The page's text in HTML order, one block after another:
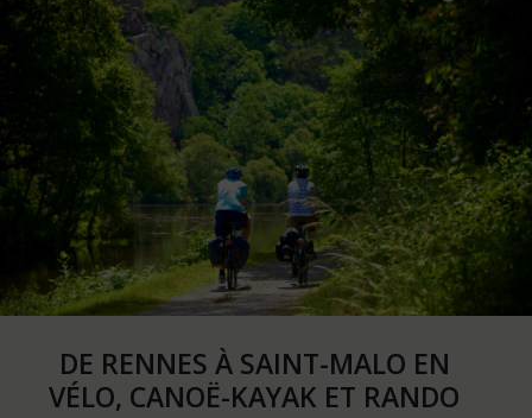
DE RENNES À SAINT-MALO EN
VÉLO, CANOË-KAYAK ET RANDO